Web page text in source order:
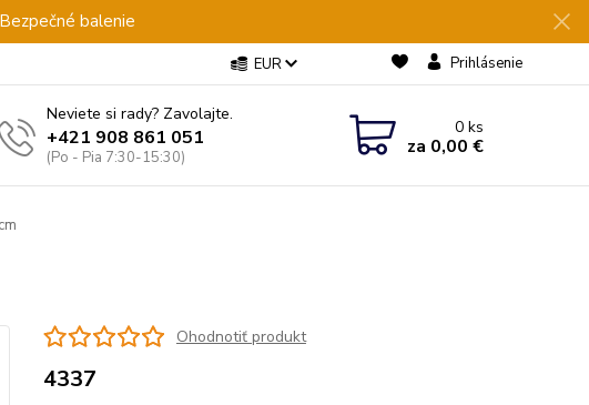
balenie
EUR Prihlásenie
Neviete si rady? Zavolajte.
+421 908 861 051
(Po - Pia 7:30-15:30)
0ks
za 0,00 €
Ohodnotiť produkt
4337